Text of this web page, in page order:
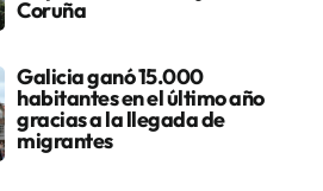
Coruña
Galicia ganó 15.000
habitantes en el último año
gracias a la llegada de
migrantes